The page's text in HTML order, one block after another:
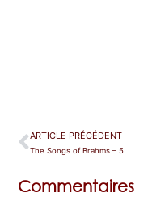
ARTICLE PRÉCÉDENT
The Songs of Brahms – 5
Commentaires